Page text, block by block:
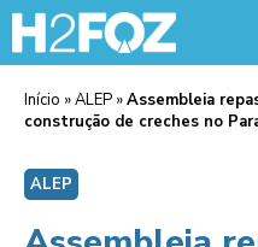
Início »ALEP »Assembleia
construção de creches no
ALEP